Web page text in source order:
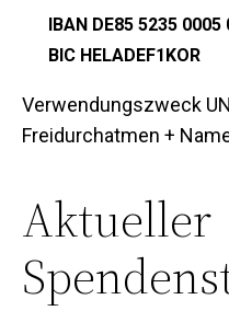
IBAN DE85 5235 0005
BIC HELADEF1KOR
Verwendungszweck
Freidurchatmen +
Aktueller